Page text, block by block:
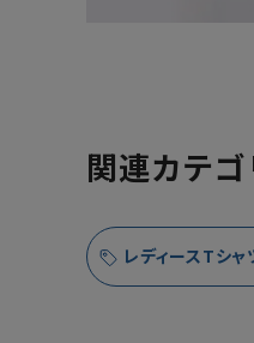
関連カテ
レディースTシャ